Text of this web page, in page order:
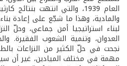
العام 1939، والتي انتهت
والمادية، وهذا ما شجّع على إعادة
لبناء استراتيجيا أمن جماعي، وحلّ
العدوان، وتنمية الشعوب الفقيرة.
نجحت في حلّ الكثير من النزاعات
مهمة في مختلف الميادين، غير أن